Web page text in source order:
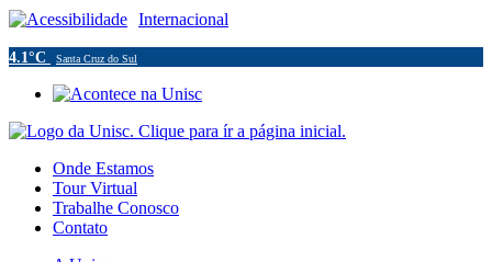
Acessibilidade Internacional
4.1°C Santa Cruz do Sul
Onde Estamos
Tour Virtual
Trabalhe Conosco
Contato